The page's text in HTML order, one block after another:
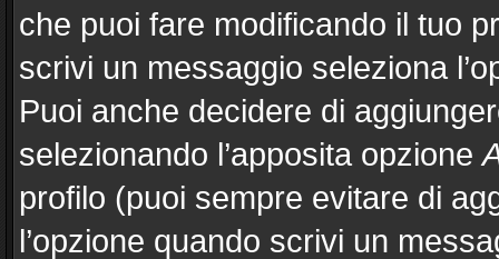
che puoi fare modificando il tuo
scrivi un messaggio seleziona
Puoi anche decidere di
selezionando l’apposita opzione
profilo (puoi sempre evitare di
l’opzione quando scrivi un